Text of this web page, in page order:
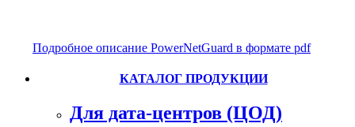
Подробное описание PowerNetGuard в формате pdf
КАТАЛОГ ПРОДУКЦИИ
Для дата-центров (ЦОД)